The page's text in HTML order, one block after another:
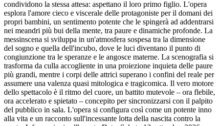
condividono la stessa attesa: aspettano il loro primo figlio. L'opera
esplora l'amore cieco e viscerale delle protagoniste per il domani dei
propri bambini, un sentimento potente che le spingerà ad addentrarsi
nei meandri più bui della mente, tra paure e dinamiche profonde. La
messinscena si sviluppa in un'atmosfera sospesa tra la dimensione
del sogno e quella dell'incubo, dove le luci diventano il punto di
congiunzione tra le speranze e le angosce materne. La scenografia si
trasforma da culla accogliente in una proiezione inquieta delle paure
più grandi, mentre i corpi delle attrici superano i confini del reale per
assumere una valenza quasi mitologica e tragicomica. Il vero motore
dello spettacolo è il ritmo del cuore, un battito mutevole – ora flebile,
ora accelerato e spietato – concepito per sincronizzarsi con il palpito
del pubblico in sala. L'opera si configura così come un potente inno
alla vita e un racconto sull'incessante lotta della nascita contro la